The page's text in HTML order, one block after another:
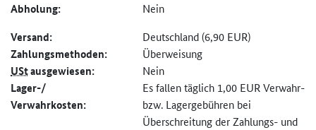
Abholung: Nein
Versand: Deutschland (6,90 EUR)
Zahlungs­methoden: Überweisung
UStausgewiesen: Nein
Lager-/
Verwahrkosten:
Es fallen täglich 1,00 EUR Verwahr-
bzw. Lagergebühren bei
Überschreitung der Zahlungs- und